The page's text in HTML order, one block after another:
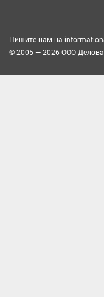
Пишите нам на
© 2005 — 2026 ООО